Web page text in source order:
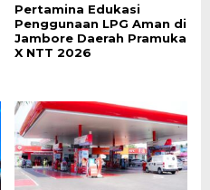
Pertamina Edukasi
Penggunaan LPG Aman di
Jambore Daerah Pramuka
X NTT 2026